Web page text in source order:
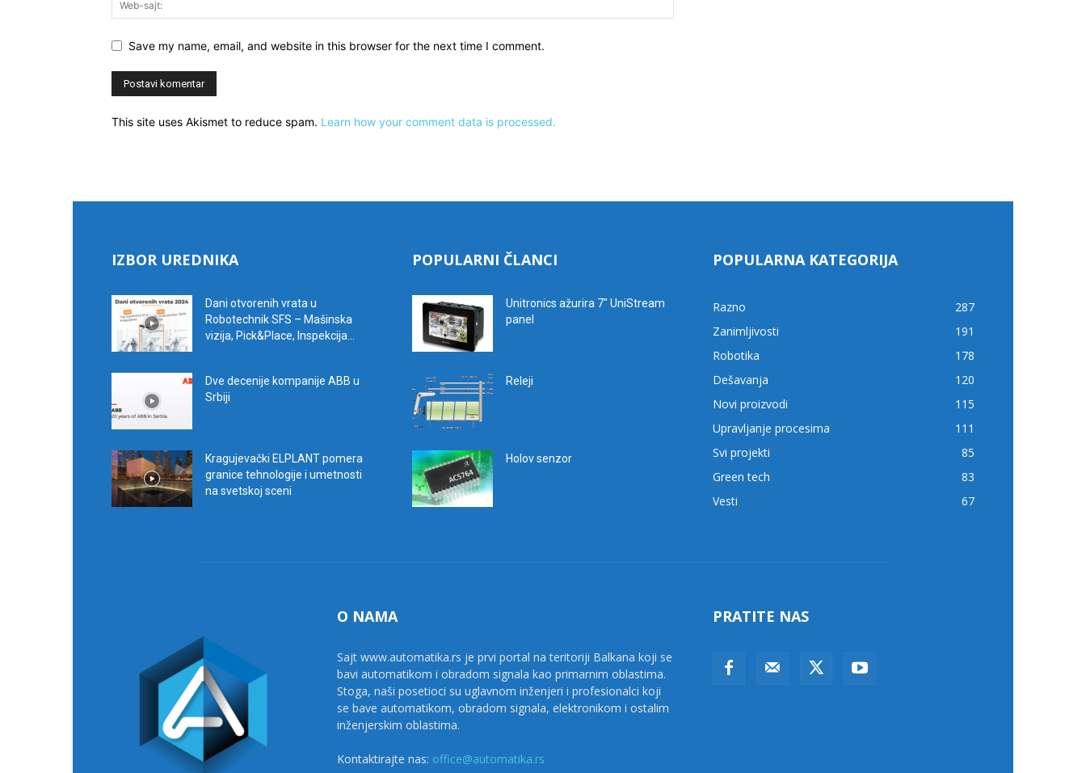
Save my name, email, and website in this browser for the next time I comment.
This site uses Akismet to reduce spam. Learn how your comment data is processed.
IZBOR UREDNIKA
Dani otvorenih vrata u
Robotechnik SFS – Mašinska
vizija, Pick&Place, Inspekcija...
Dve decenije kompanije ABB u
Srbiji
Kragujevački ELPLANT pomera
granice tehnologije i umetnosti
na svetskoj sceni
POPULARNI ČLANCI
Unitronics ažurira 7″ UniStream
panel
Releji
Holov senzor
POPULARNA KATEGORIJA
Razno
287
Zanimljivosti
191
Robotika
178
Dešavanja
120
Novi proizvodi
115
Upravljanje procesima
111
Svi projekti
85
Green tech
83
Vesti
67
O NAMA
Sajt www.automatika.rs je prvi portal na teritoriji Balkana koji se
bavi automatikom i obradom signala kao primarnim oblastima.
Stoga, naši posetioci su uglavnom inženjeri i profesionalci koji
se bave automatikom, obradom signala, elektronikom i ostalim
inženjerskim oblastima.
Kontaktirajte nas: office@automatika.rs
PRATITE NAS